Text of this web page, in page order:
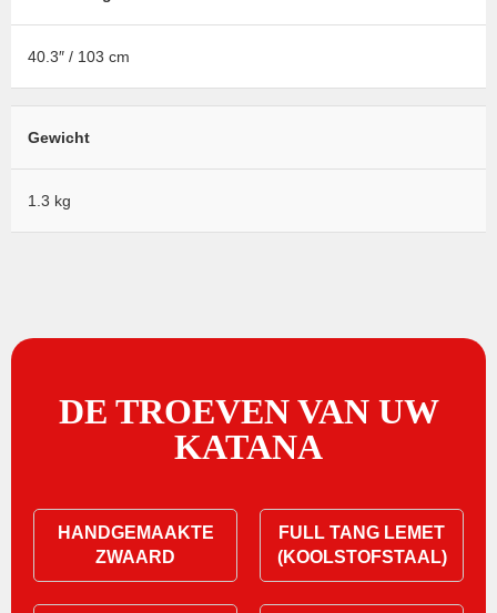
40.3″ / 103 cm
Gewicht
1.3 kg
DE TROEVEN VAN UW
KATANA
HANDGEMAAKTE
ZWAARD
FULL TANG LEMET
(KOOLSTOFSTAAL)